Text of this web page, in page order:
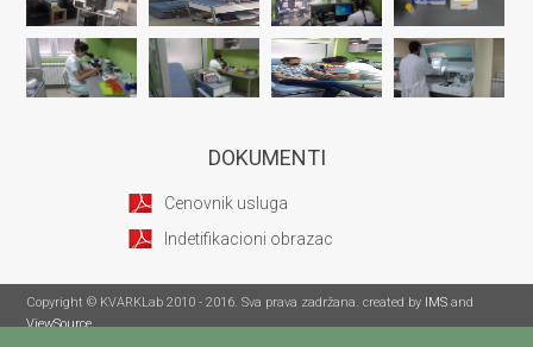
DOKUMENTI
Cenovnik usluga
Indetifikacioni obrazac
Copyright © KVARKLab 2010 - 2016. Sva prava zadržana. created by IMS and
ViewSource